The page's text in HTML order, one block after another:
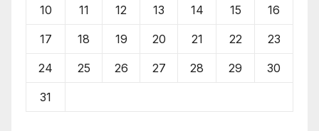
10 11 12 13 14 15 16
17 18 19 20 21 22 23
24 25 26 27 28 29 30
31